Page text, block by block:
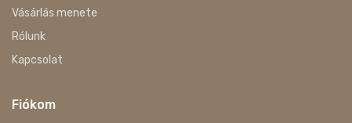
Vásárlás menete
Rólunk
Kapcsolat
Fiókom